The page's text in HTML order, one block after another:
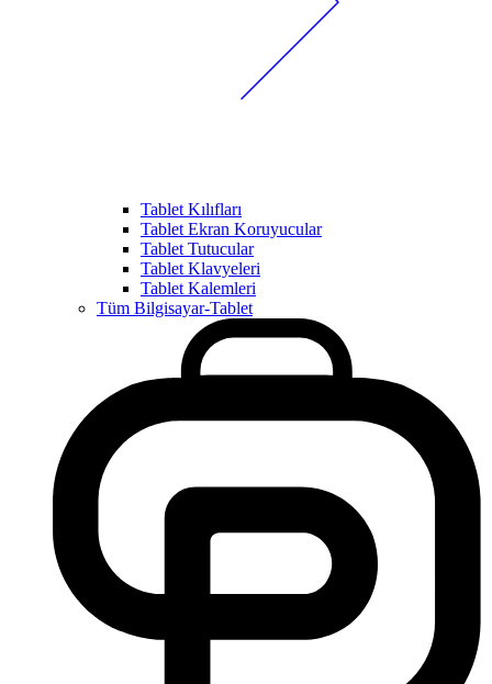
Tablet Kılıfları
Tablet Ekran Koruyucular
Tablet Tutucular
Tablet Klavyeleri
Tablet Kalemleri
Tüm Bilgisayar-Tablet